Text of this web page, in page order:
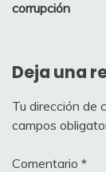
corrupción
Deja una
Tu dirección de
campos
Comentario *